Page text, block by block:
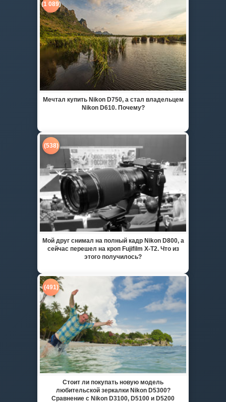
(1 089)
Мечтал купить Nikon D750, а стал владельцем
Nikon D610. Почему?
(538)
Мой друг снимал на полный кадр Nikon D800, а
сейчас перешел на кроп Fujifilm X-T2. Что из
этого получилось?
(491)
Стоит ли покупать новую модель
любительской зеркалки Nikon D5300?
Сравнение с Nikon D3100, D5100 и D5200